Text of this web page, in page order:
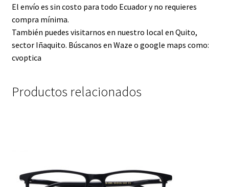
El envío es sin costo para todo Ecuador y no requieres
compra mínima.
También puedes visitarnos en nuestro local en Quito,
sector Iñaquito. Búscanos en Waze o google maps como:
cvoptica
Productos relacionados